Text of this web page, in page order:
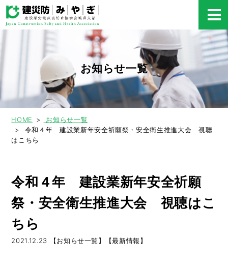
お知らせ一覧
HOME
お知らせ一覧
令和４年 建設業新年安全祈願祭・安全衛生推進大会 視聴
はこちら
令和４年 建設業新年安全祈願
祭・安全衛生推進大会 視聴はこ
ちら
2021.12.23 【お知らせ一覧】【最新情報】